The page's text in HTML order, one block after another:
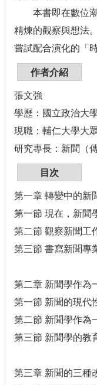
本書即在數位潮
精煉的觀察與想法
嘗試配合演化的「
作者介紹
張文強
學歷：國立政治大
現職：輔仁大學大
研究專長：新聞（
目次
第一章 轉變中的新
第一節 現在，新聞
第二節 觀察新聞工
第三節 書寫新聞專
第二章 新聞學作為
第一節 新聞的現代
第二節 新聞學作為
第三節 新聞學的教
第三章 新聞的三種